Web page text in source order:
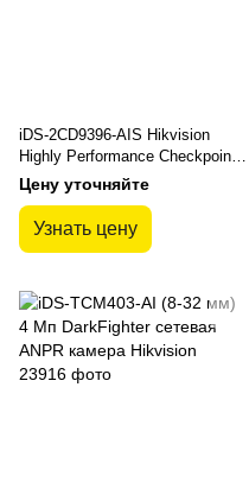
iDS-2CD9396-AIS Hikvision
Highly Performance Checkpoint
Camera
Цену уточняйте
Узнать цену